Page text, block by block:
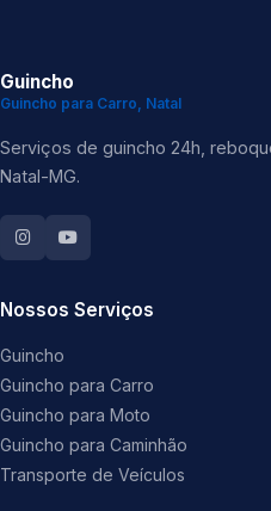
Guincho
Guincho para Carro, Natal
Serviços de guincho 24h,
Natal-MG.
Nossos Serviços
Guincho
Guincho para Carro
Guincho para Moto
Guincho para Caminhão
Transporte de Veículos